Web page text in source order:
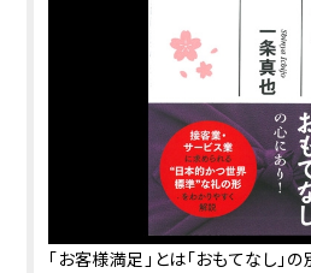
「お客様満足」とは「おもてなし」の